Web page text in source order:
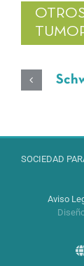
SOCIEDAD
Aviso